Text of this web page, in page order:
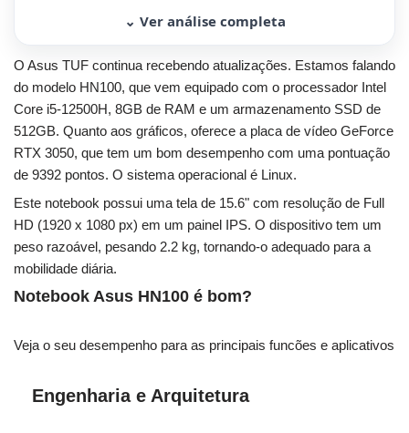
⌄ Ver análise completa
O Asus TUF continua recebendo atualizações. Estamos falando
do modelo HN100, que vem equipado com o processador Intel
Core i5-12500H, 8GB de RAM e um armazenamento SSD de
512GB. Quanto aos gráficos, oferece a placa de vídeo GeForce
RTX 3050, que tem um bom desempenho com uma pontuação
de 9392 pontos. O sistema operacional é Linux.
Este notebook possui uma tela de 15.6" com resolução de Full
HD (1920 x 1080 px) em um painel IPS. O dispositivo tem um
peso razoável, pesando 2.2 kg, tornando-o adequado para a
mobilidade diária.
Notebook Asus HN100 é bom?
Veja o seu desempenho para as principais funcões e aplicativos
Engenharia e Arquitetura